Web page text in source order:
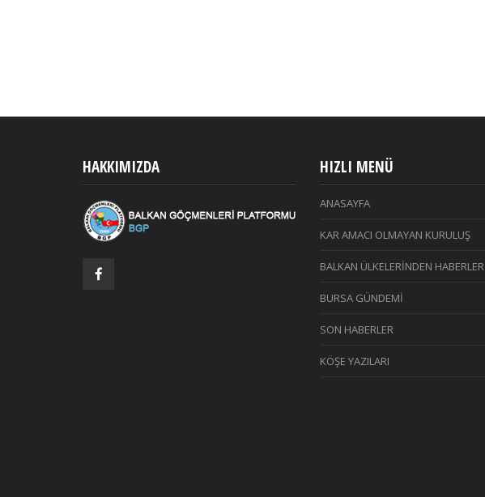
HAKKIMIZDA HIZLI MENÜ
ANASAYFA
KAR AMACI OLMAYAN KURULUŞ
BALKAN ÜLKELERİNDEN HABERLER
BURSA GÜNDEMİ
SON HABERLER
KÖŞE YAZILARI